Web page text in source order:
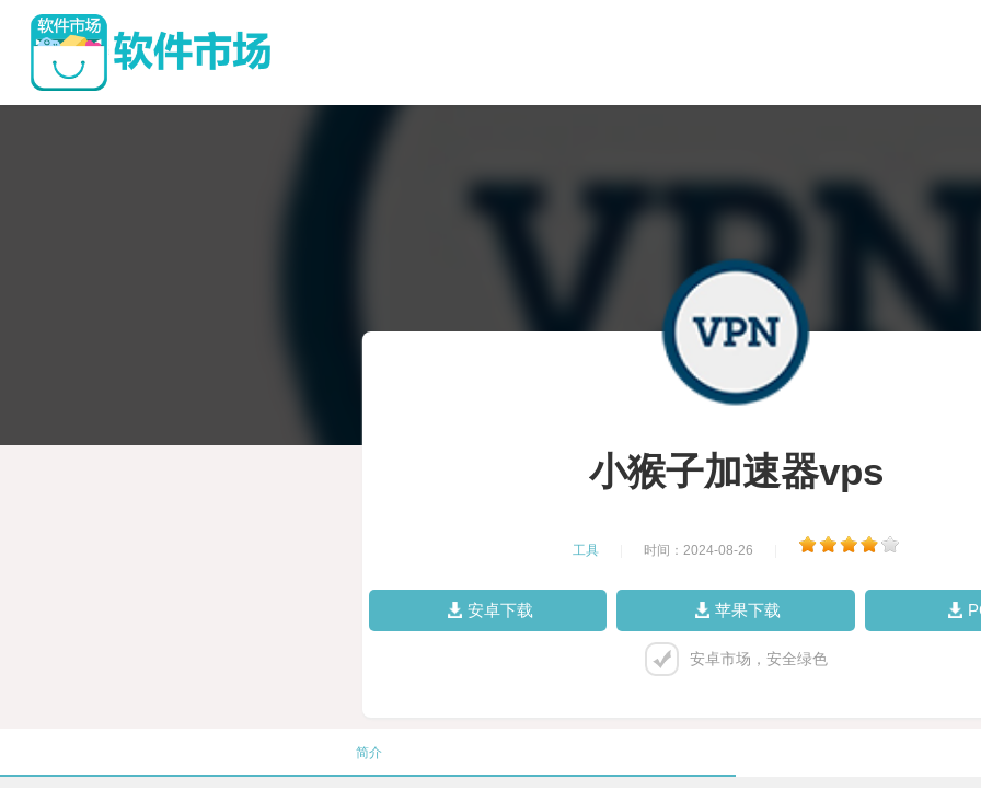
小猴子加速器vps
工具 时间：2024-08-26
安卓下载 苹果下载
安卓市场，安全绿色
简介